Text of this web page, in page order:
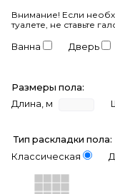
Внимание! Если
туалете, не ставьте
Ванна Дверь
Размеры пола:
Длина, м
Тип раскладки пола:
Классическая